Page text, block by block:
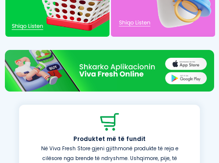
Produktet më të fundit
Në Viva Fresh Store gjeni gjithmonë produkte të reja e
cilësore nga brende të ndryshme. Ushqimore, pije, të